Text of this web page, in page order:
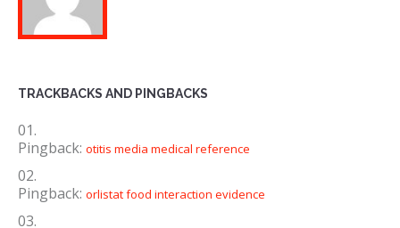
TRACKBACKS AND PINGBACKS
Pingback: otitis media medical reference
Pingback: orlistat food interaction evidence